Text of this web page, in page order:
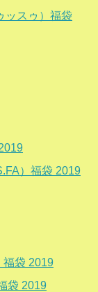
ッスゥ）福袋
）福袋 2019
福袋 2019
袋 2019